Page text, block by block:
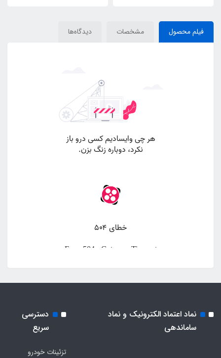
فیلم محصول مشخصات دیدگاه‌ها
نماد اعتماد الکترونیک و نماد
ساماندهی
دسترسی
سریع
تزئینات خودرو